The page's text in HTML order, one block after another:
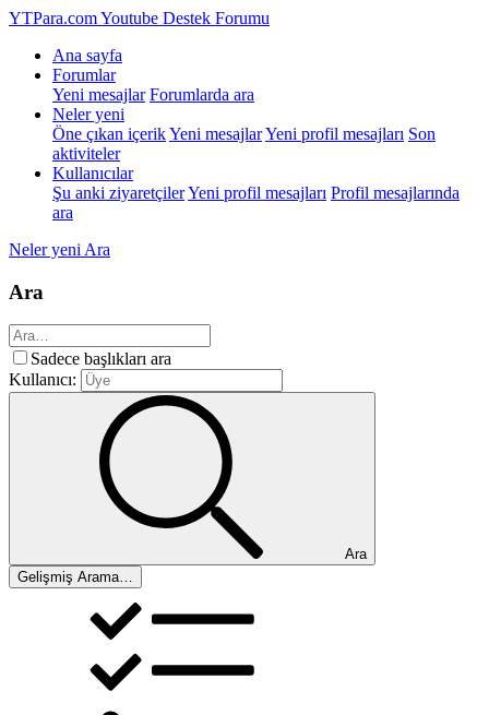
YTPara.comYoutube Destek Forumu
Ana sayfa
Forumlar
Yeni mesajlar Forumlarda ara
Neler yeni
Öne çıkan içerikYeni mesajlarYeni profil mesajları Son
aktiviteler
Kullanıcılar
Şu anki ziyaretçilerYeni profil mesajları Profil mesajlarında
ara
Neler yeni Ara
Ara
Sadece başlıkları ara
Kullanıcı:
Ara
Gelişmiş Arama…